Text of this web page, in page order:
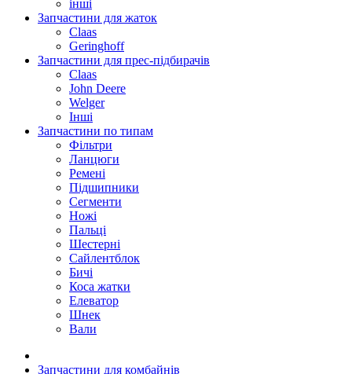
інші
Запчастини для жаток
Claas
Geringhoff
Запчастини для прес-підбирачів
Claas
John Deere
Welger
Інші
Запчастини по типам
Фільтри
Ланцюги
Ремені
Підшипники
Сегменти
Ножі
Пальці
Шестерні
Сайлентблок
Бичі
Коса жатки
Елеватор
Шнек
Вали
Запчастини для комбайнів